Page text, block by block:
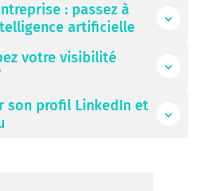
: passez à
artificielle
votre visibilité
son profil LinkedIn et